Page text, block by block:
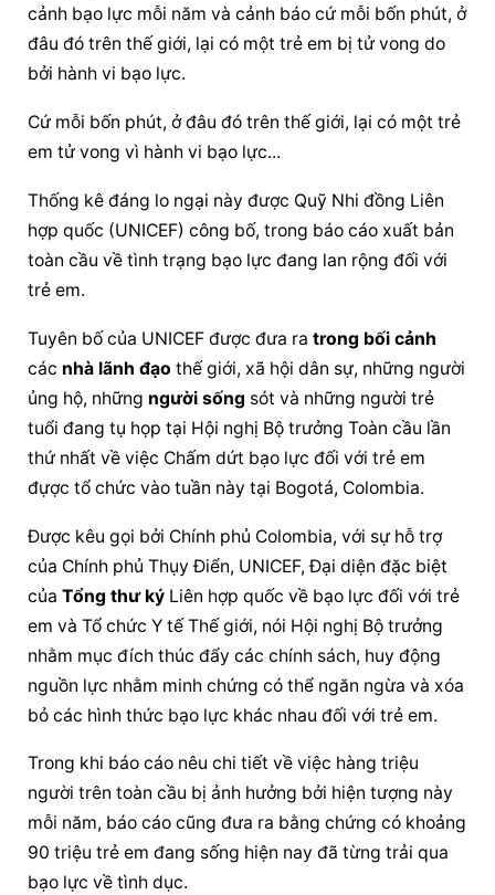
cảnh bạo lực mỗi năm và cảnh báo cứ mỗi bốn phút, ở
đâu đó trên thế giới, lại có một trẻ em bị tử vong do
bởi hành vi bạo lực.
Cứ mỗi bốn phút, ở đâu đó trên thế giới, lại có một trẻ
em tử vong vì hành vi bạo lực...
Thống kê đáng lo ngại này được Quỹ Nhi đồng Liên
hợp quốc (UNICEF) công bố, trong báo cáo xuất bản
toàn cầu về tình trạng bạo lực đang lan rộng đối với
trẻ em.
Tuyên bố của UNICEF được đưa ra trong bối cảnh
các nhà lãnh đạo thế giới, xã hội dân sự, những người
ủng hộ, những người sống sót và những người trẻ
tuổi đang tụ họp tại Hội nghị Bộ trưởng Toàn cầu lần
thứ nhất về việc Chấm dứt bạo lực đối với trẻ em
đựợc tổ chức vào tuần này tại Bogotá, Colombia.
Được kêu gọi bởi Chính phủ Colombia, với sự hỗ trợ
của Chính phủ Thụy Điển, UNICEF, Đại diện đặc biệt
của Tổng thư ký Liên hợp quốc về bạo lực đối với trẻ
em và Tổ chức Y tế Thế giới, nói Hội nghị Bộ trưởng
nhằm mục đích thúc đẩy các chính sách, huy động
nguồn lực nhằm minh chứng có thể ngăn ngừa và xóa
bỏ các hình thức bạo lực khác nhau đối với trẻ em.
Trong khi báo cáo nêu chi tiết về việc hàng triệu
người trên toàn cầu bị ảnh hưởng bởi hiện tượng này
mỗi năm, báo cáo cũng đưa ra bằng chứng có khoảng
90 triệu trẻ em đang sống hiện nay đã từng trải qua
bạo lực về tình dục.